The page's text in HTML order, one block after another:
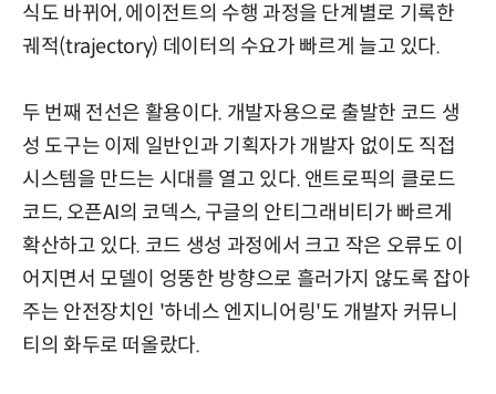
식도 바뀌어, 에이전트의 수행 과정을 단계별로 기록한
궤적(trajectory) 데이터의 수요가 빠르게 늘고 있다.
두 번째 전선은 활용이다. 개발자용으로 출발한 코드 생
성 도구는 이제 일반인과 기획자가 개발자 없이도 직접
시스템을 만드는 시대를 열고 있다. 앤트로픽의 클로드
코드, 오픈AI의 코덱스, 구글의 안티그래비티가 빠르게
확산하고 있다. 코드 생성 과정에서 크고 작은 오류도 이
어지면서 모델이 엉뚱한 방향으로 흘러가지 않도록 잡아
주는 안전장치인 '하네스 엔지니어링'도 개발자 커뮤니
티의 화두로 떠올랐다.